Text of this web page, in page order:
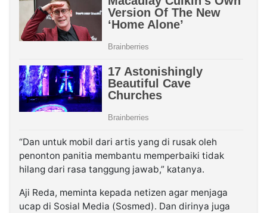
“Dan untuk mobil dari artis yang di rusak oleh
penonton panitia membantu memperbaiki tidak
hilang dari rasa tanggung jawab,” katanya.
Aji Reda, meminta kepada netizen agar menjaga
ucap di Sosial Media (Sosmed). Dan dirinya juga